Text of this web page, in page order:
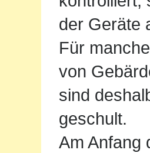
der Geräte
Für
von
sind
geschult.
Am Anfang